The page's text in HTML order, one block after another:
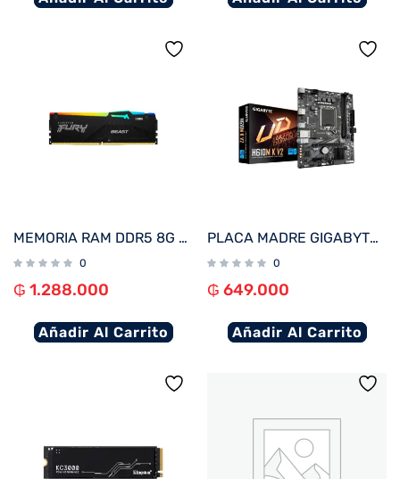
MEMORIA RAM DDR5 8G 6000 KINGSTON FURY BEAST BK KF560C36BBEA-8 RGB XMP
0
₲ 1.288.000
Añadir Al Carrito
PLACA MADRE GIGABYTE 1700 H610M K V2 DDR5 S/R/HDMI/DP/M2/USB3.2/MATX
0
₲ 649.000
Añadir Al Carrito